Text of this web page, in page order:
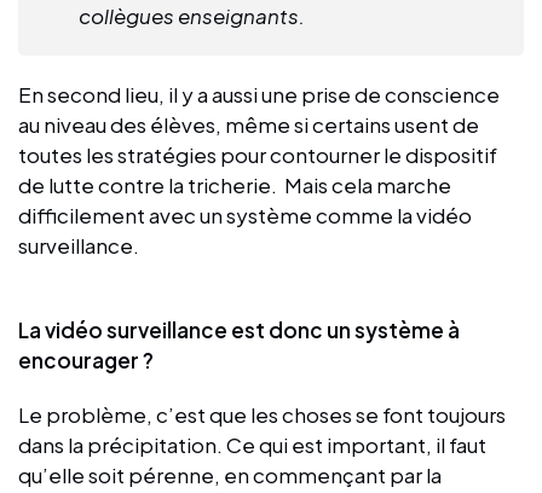
collègues enseignants.
En second lieu, il y a aussi une prise de conscience
au niveau des élèves, même si certains usent de
toutes les stratégies pour contourner le dispositif
de lutte contre la tricherie. Mais cela marche
difficilement avec un système comme la vidéo
surveillance.
La vidéo surveillance est donc un système à
encourager ?
Le problème, c’est que les choses se font toujours
dans la précipitation. Ce qui est important, il faut
qu’elle soit pérenne, en commençant par la